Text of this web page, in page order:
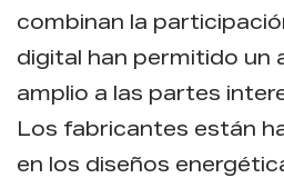
combinan la
digital han permitido un
amplio a las partes
Los fabricantes están
en los diseños